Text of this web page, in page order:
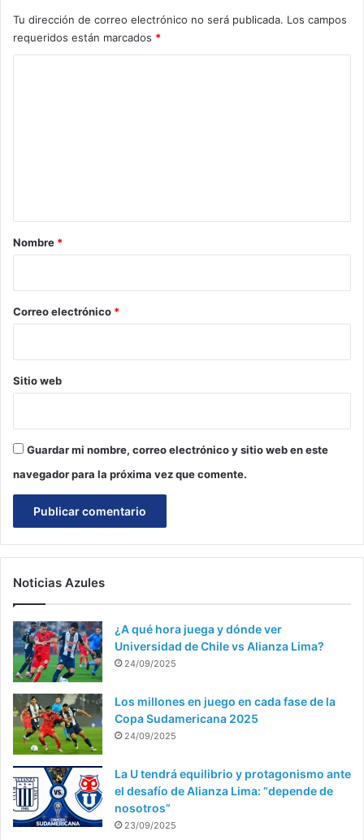
Tu dirección de correo electrónico no será publicada. Los campos
requeridos están marcados *
r
*
Nombre *
Correo electrónico *
Sitio web
Guardar mi nombre, correo electrónico y sitio web en este
navegador para la próxima vez que comente.
Noticias Azules
¿A qué hora juega y dónde ver
Universidad de Chile vs Alianza Lima?
24/09/2025
Los millones en juego en cada fase de la
Copa Sudamericana 2025
24/09/2025
La U tendrá equilibrio y protagonismo ante
el desafío de Alianza Lima: “depende de
nosotros”
23/09/2025